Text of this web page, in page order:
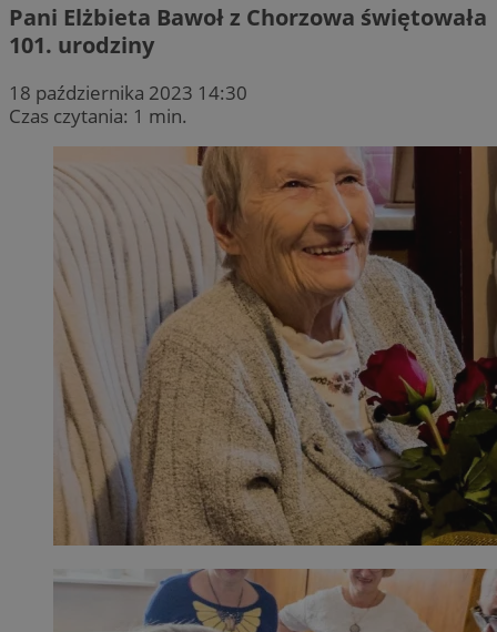
Pani Elżbieta Bawoł z Chorzowa świętowała
101. urodziny
18 października 2023 14:30
Czas czytania: 1 min.